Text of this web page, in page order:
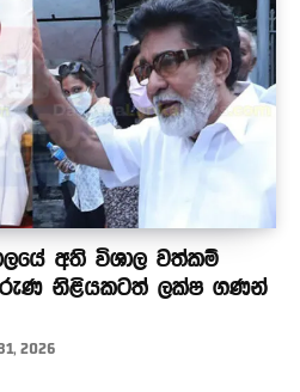
අති විශාල වත්කම්
තරුණ නිළියකටත් ලක්ෂ ගණන්
2026